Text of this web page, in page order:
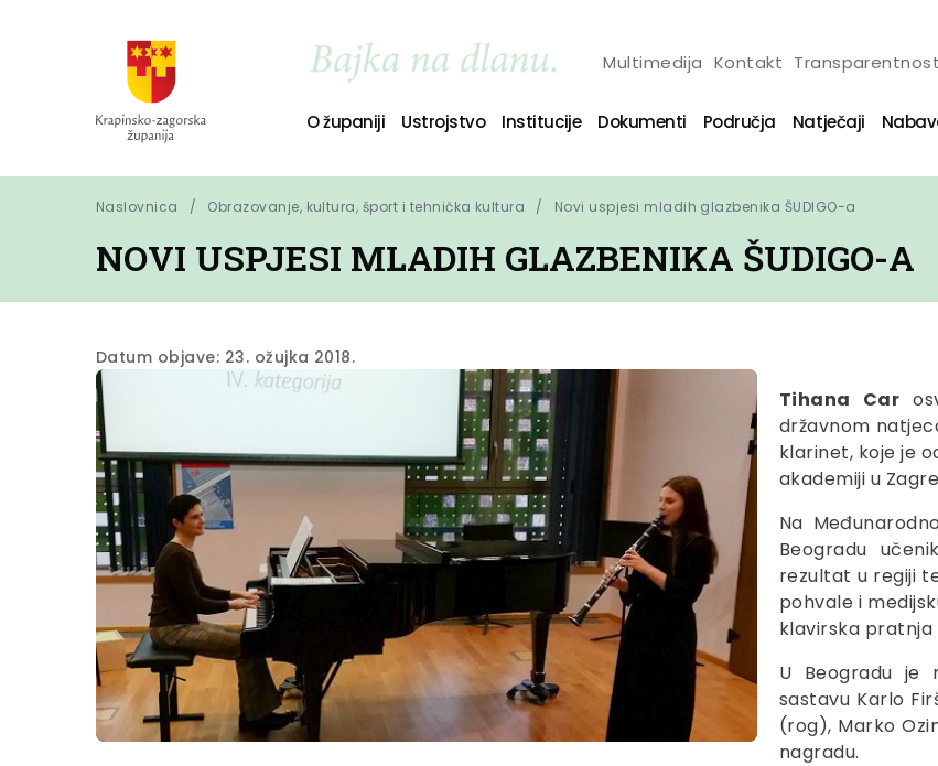
Multimedija Kontakt Transparentnost
O županiji Ustrojstvo Institucije Dokumenti Područja Natječaji
Naslovnica Obrazovanje, kultura, šport i tehnička kultura Novi uspjesi mladih glazbenika ŠUDIGO-a
NOVI USPJESI MLADIH GLAZBENIKA ŠUDIGO-A
Datum objave: 23. ožujka 2018.
Tihana Car
državnom
klarinet, koje je
akademiji u
Na
Beogradu
rezultat u regiji
pohvale i
klavirska pratnja
U Beogradu je
sastavu Karlo
(rog), Marko
nagradu.